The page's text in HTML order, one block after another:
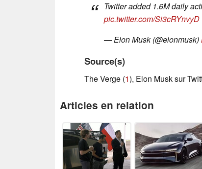
Twitter added 1.6M daily
pic.twitter.com/Si3cRYnvyD
— Elon Musk (@elonmusk)
Source(s)
The Verge (1), Elon Musk sur
Articles en relation